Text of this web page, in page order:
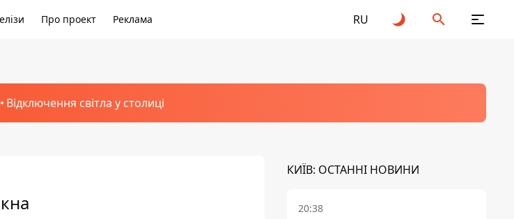
Про проект Реклама RU
Відключення світла у столиці
КИЇВ: ОСТАННІ НОВИНИ
20:38